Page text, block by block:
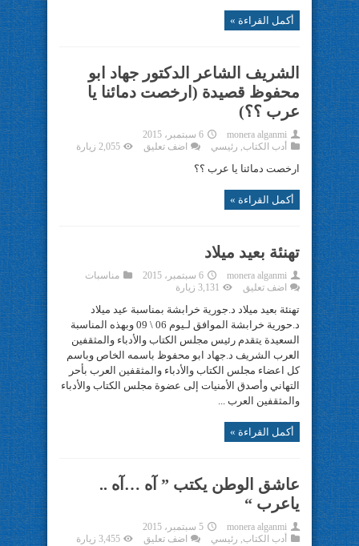
أكمل القراءة »
الشريف الشاعر الدكتور جهاد ابو
محفوظ قصيدة (ارخصت دمائنا يا
عرب ؟؟)
monera alganmi
6 سبتمبر، 2015
أدب الكتاب, رئيسي اضف تعليق 2,055 زيارة
ارخصت دمائنا يا عرب ؟؟
أكمل القراءة »
تهنئة بعيد ميلاد
monera alganmi 6 سبتمبر، 2015
مناسبات
اضف تعليق
3,131 زيارة
تهنئة بعيد ميلاد د.جورية خرابشة بمناسبة عيد ميلاد
د.حورية خرابشة الموافق لـيوم 06 \ 09 وبهذه المناسبة
السعيدة يتقدم رئيس مجلس الكتاب والأدباء والمثقفين
العرب الشريف د.جهاد ابو محفوظ باسمه الخاص وباسم
كل اعضاء مجلس الكتاب والأدباء والمثقفين العرب بأحر
التهاني وأصدق الأمنيات إلى عضوة مجلس الكتاب والأدباء
والمثقفين العرب ...
أكمل القراءة »
عاشق الوطن يكتب ” آه …آه ..
ياعرب “
monera alganmi
5 سبتمبر، 2015
أدب الكتاب, رئيسي اضف تعليق 3,455 زيارة